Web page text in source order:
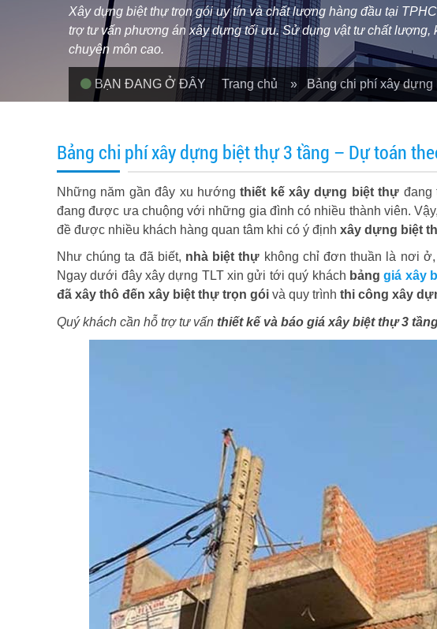
Xây dựng biệt thự trọn gói uy tín và chất lượng hàng đầu tại
trợ tư vấn phương án xây dựng tối ưu. Sử dụng vật tư chất
chuyên môn cao.
BẠN ĐANG Ở ĐÂY Trang chủ » Bảng chi phí xây dựng
Bảng chi phí xây dựng biệt thự 3 tầng – Dự toán
Những năm gần đây xu hướngthiết kế xây dựng biệt thự đang
đang được ưa chuộng với những gia đình có nhiều thành viên.
đề được nhiều khách hàng quan tâm khi có ý định xây dựng biệt
Như chúng ta đã biết, nhà biệt thự không chỉ đơn thuần là nơi
Ngay dưới đây xây dựng TLT xin gửi tới quý khách bảnggiá xây
đã xây thô đến xây biệt thự trọn gói và quy trình thi công xây
Quý khách cần hỗ trợ tư vấn thiết kế và báo giá xây biệt thự 3